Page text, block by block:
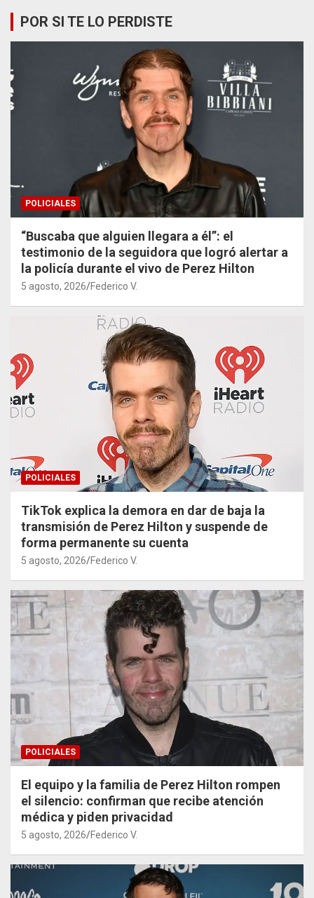
POR SI TE LO PERDISTE
POLICIALES
“Buscaba que alguien llegara a él”: el
testimonio de la seguidora que logró alertar a
la policía durante el vivo de Perez Hilton
5 agosto, 2026 Federico V.
POLICIALES
TikTok explica la demora en dar de baja la
transmisión de Perez Hilton y suspende de
forma permanente su cuenta
5 agosto, 2026 Federico V.
POLICIALES
El equipo y la familia de Perez Hilton rompen
el silencio: confirman que recibe atención
médica y piden privacidad
5 agosto, 2026 Federico V.